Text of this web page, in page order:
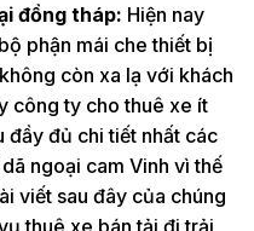
đồng tháp: Hiện nay
phận mái che thiết bị
còn xa lạ với khách
công ty cho thuê xe ít
đủ chi tiết nhất các
ngoại cam Vinh vì thế
viết sau đây của chúng
thuê xe bán tải đi trải